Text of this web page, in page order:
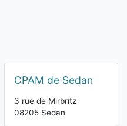
CPAM de Sedan
3 rue de Mirbritz
08205 Sedan